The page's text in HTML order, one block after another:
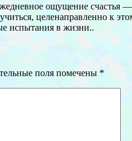
ощущение счастья
целенаправленно к
испытания в жизни..
поля помечены *